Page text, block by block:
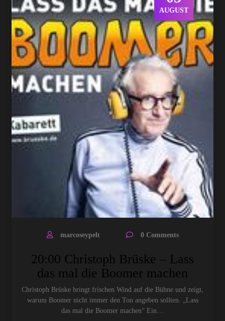
AUGUST
marcoseypelt 0 Comments
20:00 Christoph Brüske – Lass
das mal die Boomer machen
Christoph Brüske bringt frischen Wind auf die Bühne und zeigt,
warum Boomer nicht immer den Ton angeben sollten. „Lass
das mal die Boomer machen“ Ein…